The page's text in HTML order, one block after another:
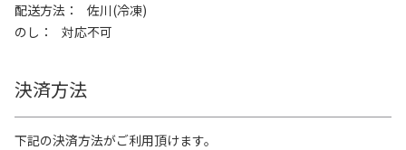
配送方法
佐川(冷凍)
のし
対応不可
決済方法
下記の決済方法がご利用頂けます。